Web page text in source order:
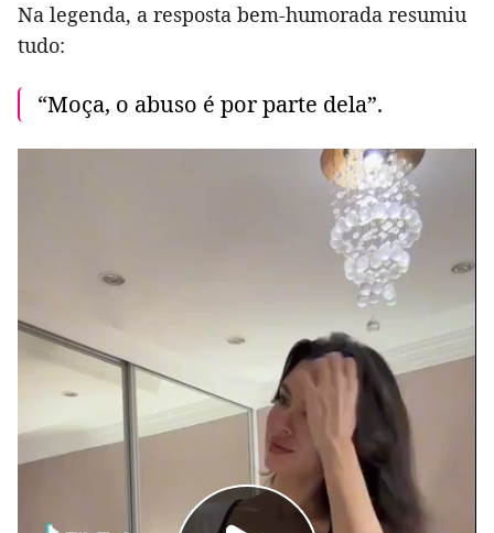
Na legenda, a resposta bem-humorada resumiu
tudo:
“Moça, o abuso é por parte dela”.